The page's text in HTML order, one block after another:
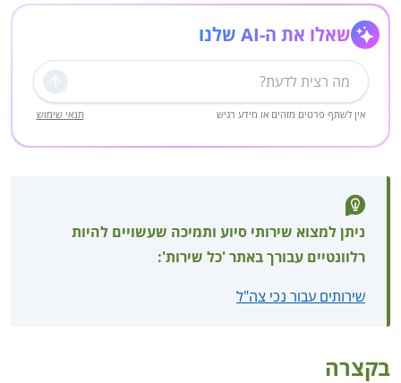
שאלו את ה-AI שלנו
שליחה
אין לשתף פרטים מזהים או מידע רגיש תנאי שימוש
ניתן למצוא שירותי סיוע ותמיכה שעשויים להיות
רלוונטיים עבורך באתר 'כל שירות':
שירותים עבור נכי צה"ל
בקצרה